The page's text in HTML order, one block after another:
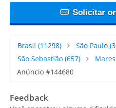
Solicitar
Brasil (11298) São Paulo
São Sebastião (657)
Anúncio #144680
Feedback